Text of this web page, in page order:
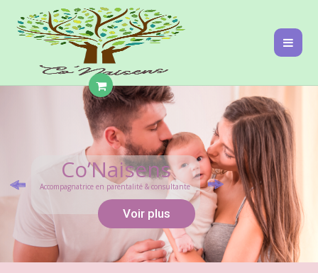
Co’Naisens
Accompagnatrice en parentalité & consultante
Voir plus